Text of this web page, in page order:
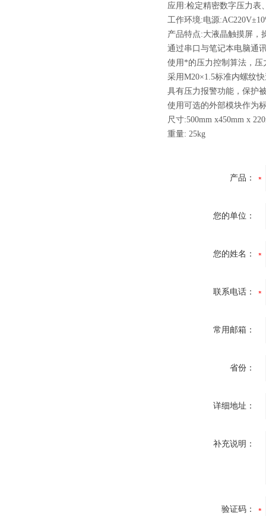
应用:检定精密数字压力表
工作环境:电源
产品特点:大液晶触摸屏，
通过串口与笔记本电脑通
使用*的压力控制算法，压
采用M20×1.5标准内螺纹
具有压力报警功能，保护
使用可选的外部模块作为
尺寸:500mm x450mm x
重量: 25kg
产品：
您的单位：
您的姓名：
联系电话：
常用邮箱：
省份：
详细地址：
补充说明：
验证码：